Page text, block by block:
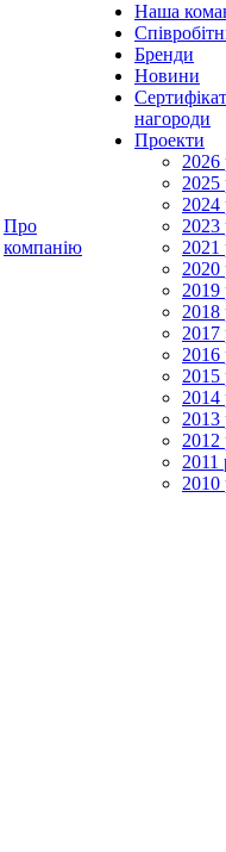
Про
компанію
Наша
Бренди
Новини
нагороди
Проекти
2026
2025
2024
2023
2021
2020
2019
2018
2017
2016
2015
2014
2013
2012
2011
2010